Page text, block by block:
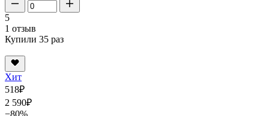
5
1 отзыв
Купили 35 раз
Хит
518₽
2 590₽